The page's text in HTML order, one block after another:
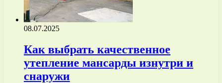
08.07.2025
Как выбрать качественное
утепление мансарды изнутри и
снаружи